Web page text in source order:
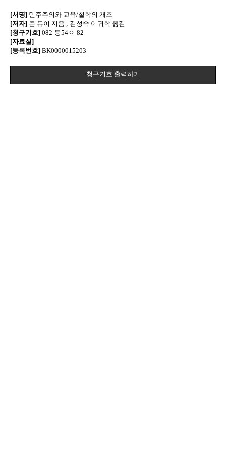
[서명] 민주주의와 교육/철학의 개조
[저자] 존 듀이 지음 ; 김성숙 이귀학 옮김
[청구기호] 082-동54ㅇ-82
[자료실]
[등록번호] BK0000015203
청구기호 출력하기